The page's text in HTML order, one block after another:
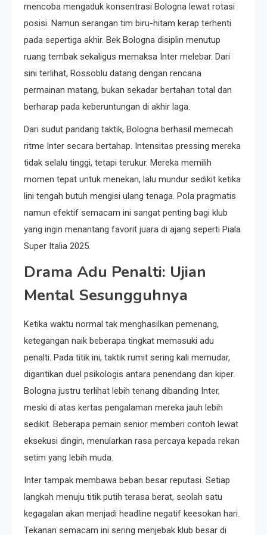
mencoba mengaduk konsentrasi Bologna lewat rotasi
posisi. Namun serangan tim biru-hitam kerap terhenti
pada sepertiga akhir. Bek Bologna disiplin menutup
ruang tembak sekaligus memaksa Inter melebar. Dari
sini terlihat, Rossoblu datang dengan rencana
permainan matang, bukan sekadar bertahan total dan
berharap pada keberuntungan di akhir laga.
Dari sudut pandang taktik, Bologna berhasil memecah
ritme Inter secara bertahap. Intensitas pressing mereka
tidak selalu tinggi, tetapi terukur. Mereka memilih
momen tepat untuk menekan, lalu mundur sedikit ketika
lini tengah butuh mengisi ulang tenaga. Pola pragmatis
namun efektif semacam ini sangat penting bagi klub
yang ingin menantang favorit juara di ajang seperti Piala
Super Italia 2025.
Drama Adu Penalti: Ujian
Mental Sesungguhnya
Ketika waktu normal tak menghasilkan pemenang,
ketegangan naik beberapa tingkat memasuki adu
penalti. Pada titik ini, taktik rumit sering kali memudar,
digantikan duel psikologis antara penendang dan kiper.
Bologna justru terlihat lebih tenang dibanding Inter,
meski di atas kertas pengalaman mereka jauh lebih
sedikit. Beberapa pemain senior memberi contoh lewat
eksekusi dingin, menularkan rasa percaya kepada rekan
setim yang lebih muda.
Inter tampak membawa beban besar reputasi. Setiap
langkah menuju titik putih terasa berat, seolah satu
kegagalan akan menjadi headline negatif keesokan hari.
Tekanan semacam ini sering menjebak klub besar di